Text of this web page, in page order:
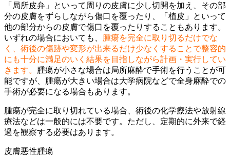
「局所皮弁」といって周りの皮膚に少し切開を加え、その部
分の皮膚をずらしながら傷口を覆ったり、「植皮」といって
他の部分からの皮膚で傷口を覆ったりすることもあります。
いずれの場合においても、 腫瘍を完全に取り切るだけでな
く、術後の傷跡や変形が出来るだけ少なくすることで整容的
にも十分に満足のいく結果を目指しながら計画・実行してい
きます。 腫瘍が小さな場合は局所麻酔で手術を行うことが可
能ですが、腫瘍が大きい場合は大学病院などで全身麻酔での
手術が必要になる場合もあります。
腫瘍が完全に取り切れている場合、術後の化学療法や放射線
療法などは一般的には不要です。ただし、定期的に外来で経
過を観察する必要はあります。
皮膚悪性腫瘍